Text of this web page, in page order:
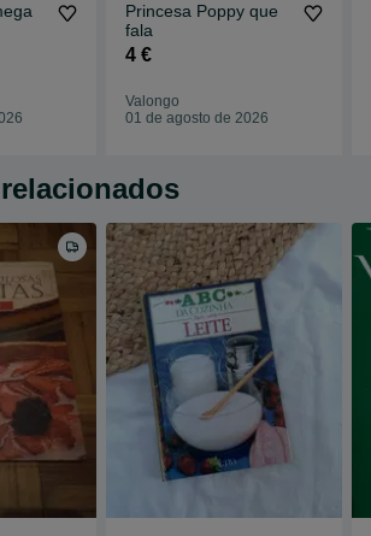
Princesa Poppy que
fala
4 €
Valongo
01 de agosto de 2026